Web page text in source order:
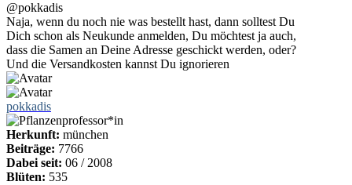
@pokkadis
Naja, wenn du noch nie was bestellt hast, dann solltest Du
Dich schon als Neukunde anmelden, Du möchtest ja auch,
dass die Samen an Deine Adresse geschickt werden, oder?
Und die Versandkosten kannst Du ignorieren
pokkadis
Herkunft: münchen
Beiträge: 7766
Dabei seit: 06 / 2008
Blüten: 535